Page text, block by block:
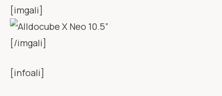
[imgali]
[/imgali]
[infoali]